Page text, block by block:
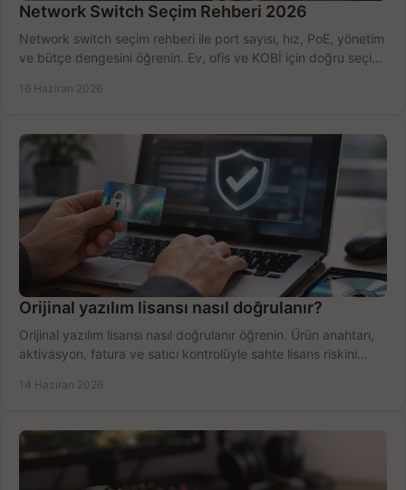
Network Switch Seçim Rehberi 2026
Network switch seçim rehberi ile port sayısı, hız, PoE, yönetim
ve bütçe dengesini öğrenin. Ev, ofis ve KOBİ için doğru seçimi
16 Haziran 2026
Orijinal yazılım lisansı nasıl doğrulanır?
Orijinal yazılım lisansı nasıl doğrulanır öğrenin. Ürün anahtarı,
aktivasyon, fatura ve satıcı kontrolüyle sahte lisans riskini
14 Haziran 2026